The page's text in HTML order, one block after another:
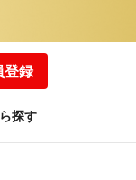
登録
探す